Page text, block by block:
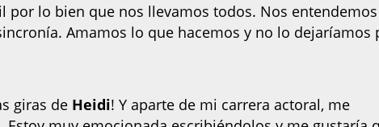
por lo bien que nos llevamos todos. Nos entendemos
Amamos lo que hacemos y no lo dejaríamos
giras de Heidi! Y aparte de mi carrera actoral, me